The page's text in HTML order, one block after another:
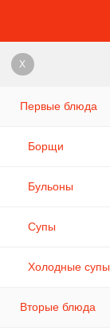
X
Первые блюда
Борщи
Бульоны
Супы
Холодные супы
Вторые блюда